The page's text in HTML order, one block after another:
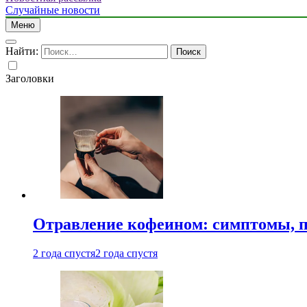
Случайные новости
Меню
Найти:
Заголовки
Отравление кофеином: симптомы,
2 года спустя2 года спустя